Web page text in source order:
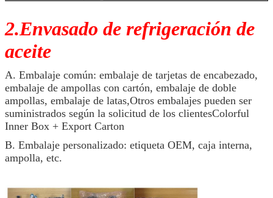
2.Envasado de refrigeración de
aceite
A. Embalaje común: embalaje de tarjetas de encabezado,
embalaje de ampollas con cartón, embalaje de doble
ampollas, embalaje de latas,Otros embalajes pueden ser
suministrados según la solicitud de los clientesColorful
Inner Box + Export Carton
B. Embalaje personalizado: etiqueta OEM, caja interna,
ampolla, etc.